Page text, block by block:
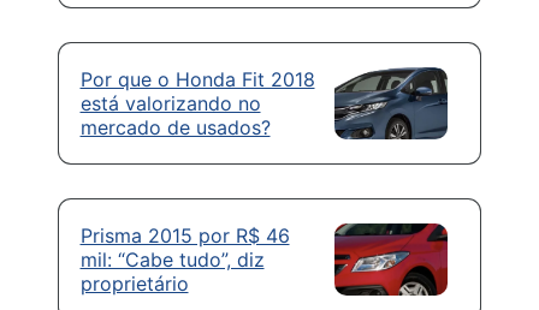
Por que o Honda Fit 2018
está valorizando no
mercado de usados?
Prisma 2015 por R$ 46
mil: “Cabe tudo”, diz
proprietário